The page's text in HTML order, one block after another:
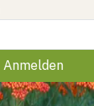
Anmelden